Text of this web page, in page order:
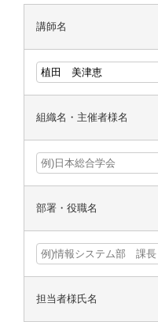
講師名
組織名・主催者様名
部署・役職名
担当者様氏名